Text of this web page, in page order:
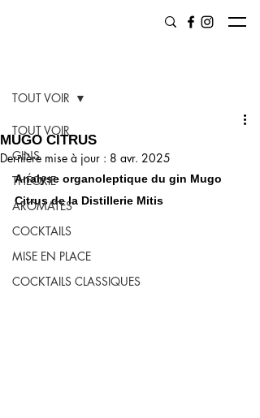
TOUT VOIR
GINS
THÉORIE
AROMATES
COCKTAILS
MISE EN PLACE
COCKTAILS CLASSIQUES
TOUT VOIR
MUGO CITRUS
Dernière mise à jour : 8 avr. 2025
Analyse organoleptique du gin Mugo
Citrus de la Distillerie Mitis